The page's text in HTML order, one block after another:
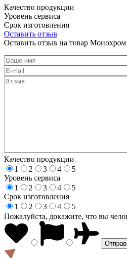
Качество продукции
Уровень сервиса
Срок изготовления
Оставить отзыв
Оставить отзыв на товар Монохром
Качество продукции
1
2 3 4
5
Уровень сервиса
1
2 3 4
5
Срок изготовления
1
2 3 4
5
Пожалуйста, докажите, что вы